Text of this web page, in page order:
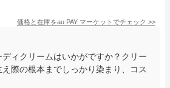
価格と在庫をau PAY マーケット でチェック >>
ィクリームはいかがですか？クリー
際の根本までしっかり染まり、コス